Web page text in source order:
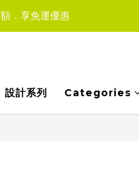
．享免運優惠
設計系列 Categories